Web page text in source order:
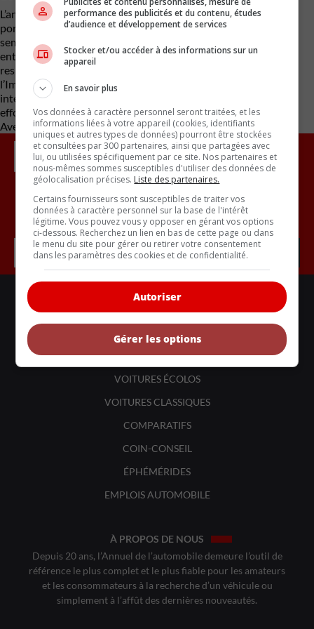
L’année dernière, l’usine de Yajima a également dû fermer ses
portes après que la société se soit retrouvée à court de puces
semi-conductrices. Ce retard, qui a duré 13 jours au total, a
entraîné la perte de 10 000 voitures. L’usine de Yajima est
responsable de la fabrication de modèles phares tels que
l’Impreza, la Crosstrek, la WRX, la STi et la BRZ. Cette décision
intervient à un moment où Subaru espère se remettre d’un
effondrement des ventes en 2021.
Avec des renseignements de CarBuzz
Inscrivez vous à l'infolettre.
LIENS UTILES
BANCS D'ESSAIS
VOITURES NEUVES
VOITURES ÉCOLOS
VOITURES CLASSIQUES
COMPARATIFS
COIN-CONSEIL
ÉPHÉMÉRIDES
EMPLOIS AUTOMOBILE
À PROPOS DE NOUS
Depuis 20 ans, l’Annuel de l’automobile demeure l’outil de
référence le plus complet et le plus fiable pour les amateurs
et les consommateurs à la recherche d’un véhicule ou
simplement à l’affût des dernières nouveautés.
performance des publicités et du contenu, études
d’audience et développement de services
Stocker et/ou accéder à des informations sur un
appareil
En savoir plus
Vos données à caractère personnel seront traitées, et les
informations liées à votre appareil (cookies, identifiants
uniques et autres types de données) pourront être stockées
et consultées par 300 partenaires, ainsi que partagées avec
lui, ou utilisées spécifiquement par ce site. Nos partenaires et
nous-mêmes sommes susceptibles d'utiliser des données de
géolocalisation précises. Liste des partenaires.
Certains fournisseurs sont susceptibles de traiter vos
données à caractère personnel sur la base de l'intérêt
légitime. Vous pouvez vous y opposer en gérant vos options
ci-dessous. Recherchez un lien en bas de cette page ou dans
le menu du site pour gérer ou retirer votre consentement
dans les paramètres des cookies et de confidentialité.
Autoriser
Gérer les options